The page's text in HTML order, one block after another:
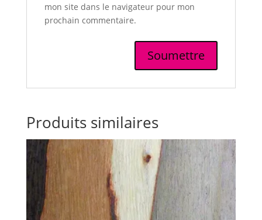
mon site dans le navigateur pour mon
prochain commentaire.
Produits similaires